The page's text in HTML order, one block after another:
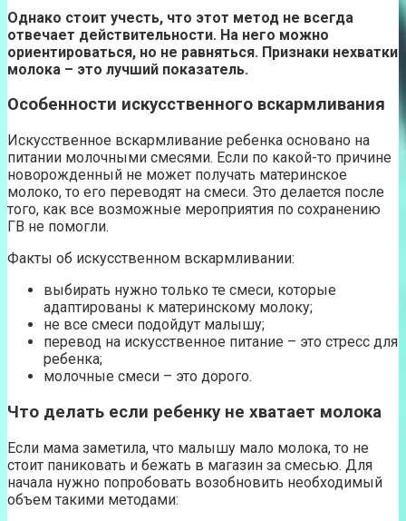
Однако стоит учесть, что этот метод не всегда
отвечает действительности. На него можно
ориентироваться, но не равняться. Признаки нехватки
молока – это лучший показатель.
Особенности искусственного вскармливания
Искусственное вскармливание ребенка основано на
питании молочными смесями. Если по какой-то причине
новорожденный не может получать материнское
молоко, то его переводят на смеси. Это делается после
того, как все возможные мероприятия по сохранению
ГВ не помогли.
Факты об искусственном вскармливании:
выбирать нужно только те смеси, которые
адаптированы к материнскому молоку;
не все смеси подойдут малышу;
перевод на искусственное питание – это стресс для
ребенка;
молочные смеси – это дорого.
Что делать если ребенку не хватает молока
Если мама заметила, что малышу мало молока, то не
стоит паниковать и бежать в магазин за смесью. Для
начала нужно попробовать возобновить необходимый
объем такими методами: